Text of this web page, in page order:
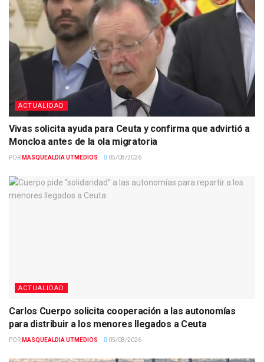
ACTUALIDAD
Vivas solicita ayuda para Ceuta y confirma que advirtió a
Moncloa antes de la ola migratoria
POR MASQUEALDIA UTMEDIOS 05/08/2026
ACTUALIDAD
Carlos Cuerpo solicita cooperación a las autonomías
para distribuir a los menores llegados a Ceuta
POR MASQUEALDIA UTMEDIOS 05/08/2026